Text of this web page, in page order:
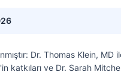
Dr. Thomas Klein, MD
katkıları ve Dr. Sarah